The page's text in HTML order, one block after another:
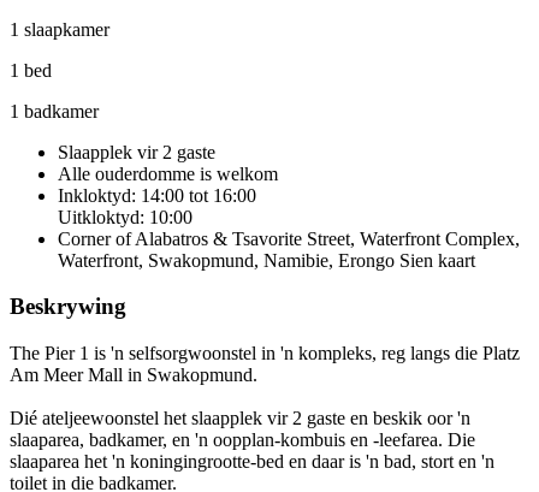
1 slaapkamer
1 bed
1 badkamer
Slaapplek vir 2 gaste
Alle ouderdomme is welkom
Inkloktyd: 14:00 tot 16:00
Uitkloktyd: 10:00
Corner of Alabatros & Tsavorite Street, Waterfront Complex,
Waterfront, Swakopmund, Namibie, Erongo Sien kaart
Beskrywing
The Pier 1 is 'n selfsorgwoonstel in 'n kompleks, reg langs die Platz
Am Meer Mall in Swakopmund.
Dié ateljeewoonstel het slaapplek vir 2 gaste en beskik oor 'n
slaaparea, badkamer, en 'n oopplan-kombuis en -leefarea. Die
slaaparea het 'n koningingrootte-bed en daar is 'n bad, stort en 'n
toilet in die badkamer.